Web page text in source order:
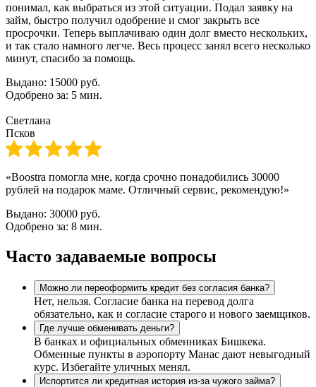
понимал, как выбраться из этой ситуации. Подал заявку на
займ, быстро получил одобрение и смог закрыть все
просрочки. Теперь выплачиваю один долг вместо нескольких,
и так стало намного легче. Весь процесс занял всего несколько
минут, спасибо за помощь.
Выдано: 15000 руб.
Одобрено за: 5 мин.
Светлана
Псков
«Boostra помогла мне, когда срочно понадобились 30000
рублей на подарок маме. Отличный сервис, рекомендую!»
Выдано: 30000 руб.
Одобрено за: 8 мин.
Часто задаваемые вопросы
Можно ли переоформить кредит без согласия банка?
Нет, нельзя. Согласие банка на перевод долга
обязательно, как и согласие старого и нового заемщиков.
Где лучше обменивать деньги?
В банках и официальных обменниках Бишкека.
Обменные пункты в аэропорту Манас дают невыгодный
курс. Избегайте уличных менял.
Испортится ли кредитная история из-за чужого займа?